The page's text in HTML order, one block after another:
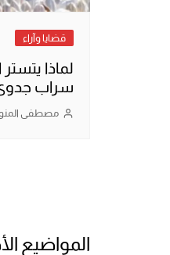
قضايا وآراء
لماذا
سراب جدوى
مصطفى
المواضيع